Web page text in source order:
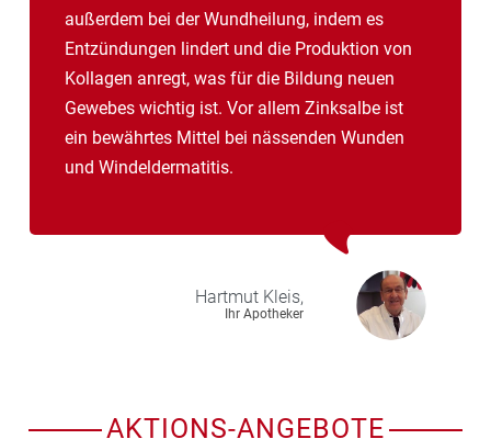
außerdem bei der Wundheilung, indem es
Entzündungen lindert und die Produktion von
Kollagen anregt, was für die Bildung neuen
Gewebes wichtig ist. Vor allem Zinksalbe ist
ein bewährtes Mittel bei nässenden Wunden
und Windeldermatitis.
Hartmut Kleis,
Ihr Apotheker
AKTIONS-ANGEBOTE